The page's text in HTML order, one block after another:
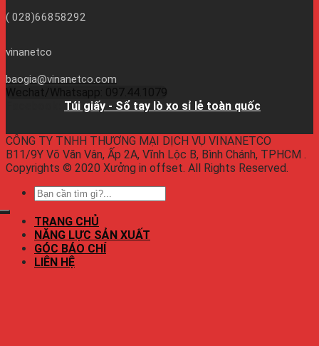
( 028)66858292
vinanetco
baogia@vinanetco.com
Wechat/Whatsapp: 097.44.1079
Túi giấy - Sổ tay lò xo sỉ lẻ toàn quốc
CÔNG TY TNHH THƯƠNG MẠI DỊCH VỤ VINANETCO
B11/9Y Võ Văn Vân, Ấp 2A, Vĩnh Lộc B, Bình Chánh, TPHCM .
Copyrights © 2020 Xưởng in offset. All Rights Reserved.
TRANG CHỦ
NĂNG LỰC SẢN XUẤT
GÓC BÁO CHÍ
LIÊN HỆ